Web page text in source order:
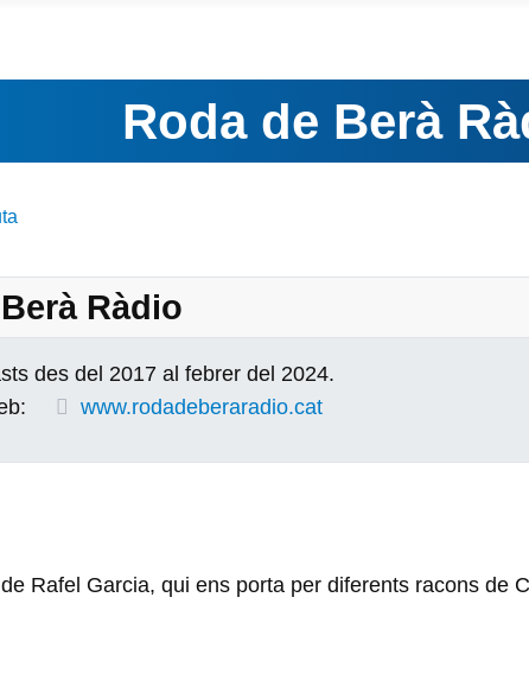
Roda de Berà
Ràdio
des del 2017 al febrer del 2024.
www.rodadeberaradio.cat
Rafel Garcia, qui ens porta per diferents racons de